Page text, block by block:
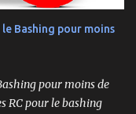
lanceur manuel
Radio à volant
Bashing pour moins
pour moins de
RC pour le bashing